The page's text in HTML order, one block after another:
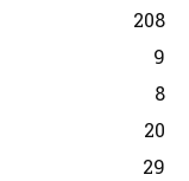
208
9
8
20
29